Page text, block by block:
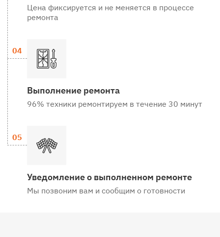
Цена фиксируется и не меняется в процессе
ремонта
Выполнение ремонта
96% техники ремонтируем в течение 30 минут
Уведомление о выполненном ремонте
Мы позвоним вам и сообщим о готовности